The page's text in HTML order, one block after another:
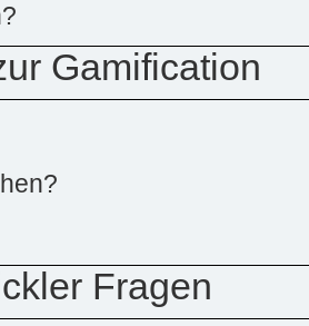
Gamification
Fragen